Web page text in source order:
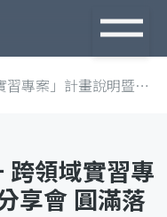
說明暨成果分享會 圓滿落幕!
跨領域實習專
享會 圓滿落